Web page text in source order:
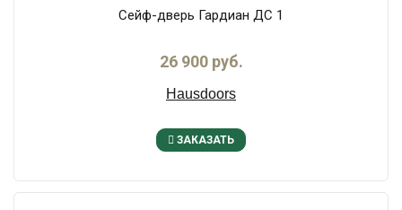
Сейф-дверь Гардиан ДС 1
26 900 руб.
Hausdoors
ЗАКАЗАТЬ